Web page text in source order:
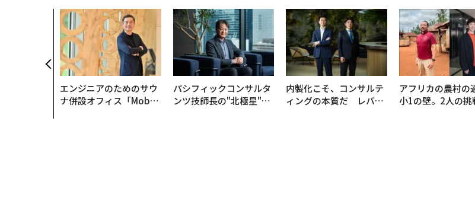
エンジニアのためのサウ
ナ併設オフィス「Mobiu
パシフィックコンサルタ
ンツ技師長の"北極星"。
内製化こそ、コンサルテ
ィングの本質だ レバレ
アフリカの農村の
小1の壁。2人の挑